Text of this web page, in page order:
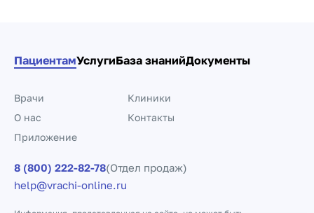
ПациентамУслугиБаза знанийДокументы
Врачи
Клиники
О нас
Контакты
Приложение
8 (800) 222-82-78(Отдел продаж)
help@vrachi-online.ru